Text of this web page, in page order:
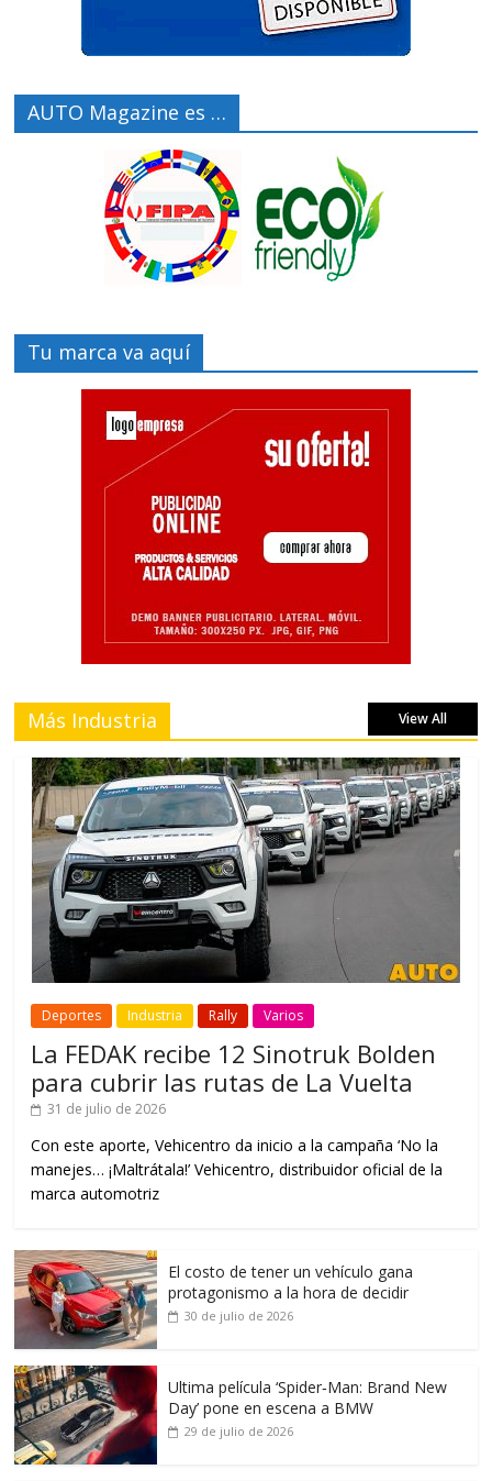
AUTO Magazine es …
Tu marca va aquí
Más Industria View All
Deportes Industria Rally Varios
La FEDAK recibe 12 Sinotruk Bolden
para cubrir las rutas de La Vuelta
31 de julio de 2026
Con este aporte, Vehicentro da inicio a la campaña ‘No la
manejes… ¡Maltrátala!’ Vehicentro, distribuidor oficial de la
marca automotriz
El costo de tener un vehículo gana
protagonismo a la hora de decidir
30 de julio de 2026
Ultima película ‘Spider‑Man: Brand New
Day’ pone en escena a BMW
29 de julio de 2026